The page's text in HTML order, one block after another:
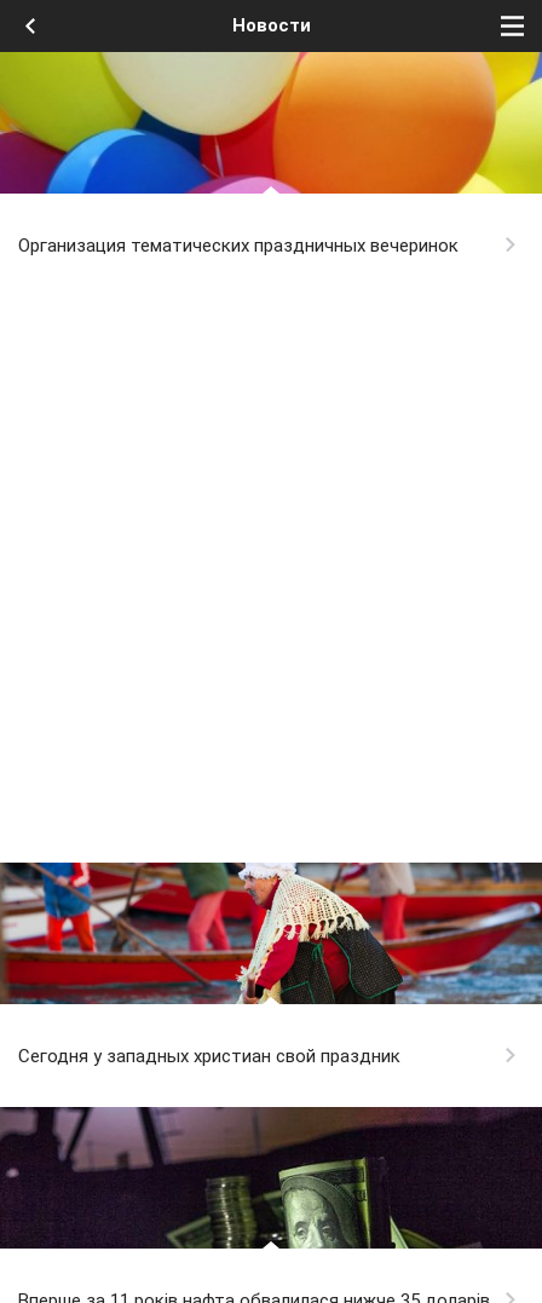
Новости
Организация тематических праздничных вечеринок
Сегодня у западных христиан свой праздник